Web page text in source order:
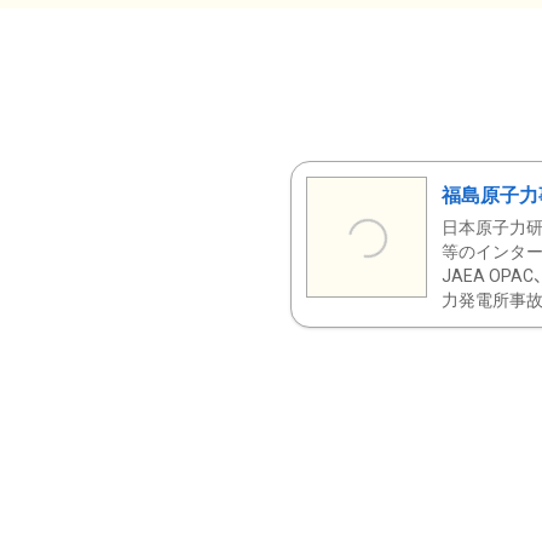
福島原子
日本原子力
等のインタ
JAEA OPAC
力発電所事